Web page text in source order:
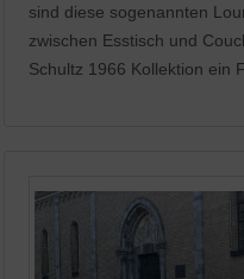
sind diese sogenannten
zwischen Esstisch und
Schultz 1966 Kollektion ein